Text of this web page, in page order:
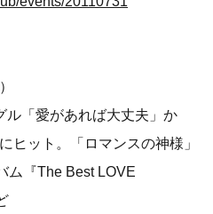
ル「愛があれば大丈夫」か
ヒット。「ロマンスの神様」
ム『The Best LOVE